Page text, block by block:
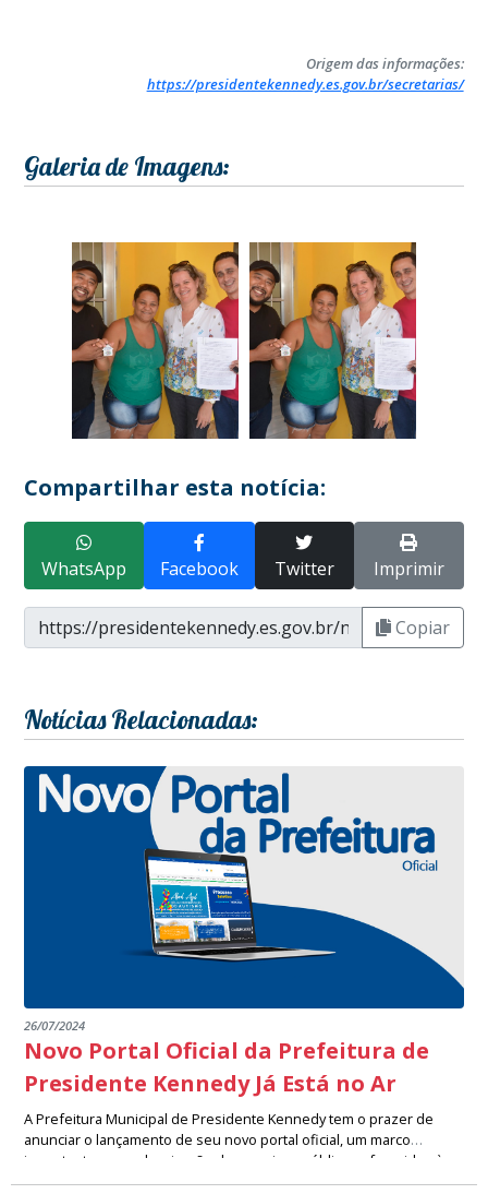
Origem das informações:
https://presidentekennedy.es.gov.br/secretarias/
Galeria de Imagens:
Compartilhar esta notícia:
WhatsApp Facebook Twitter Imprimir
Copiar
Notícias Relacionadas:
26/07/2024
Novo Portal Oficial da Prefeitura de
Presidente Kennedy Já Está no Ar
A Prefeitura Municipal de Presidente Kennedy tem o prazer de
anunciar o lançamento de seu novo portal oficial, um marco
importante na modernização dos serviços públicos oferecidos à
nossa comunidade. Este portal representa um avanço significativo